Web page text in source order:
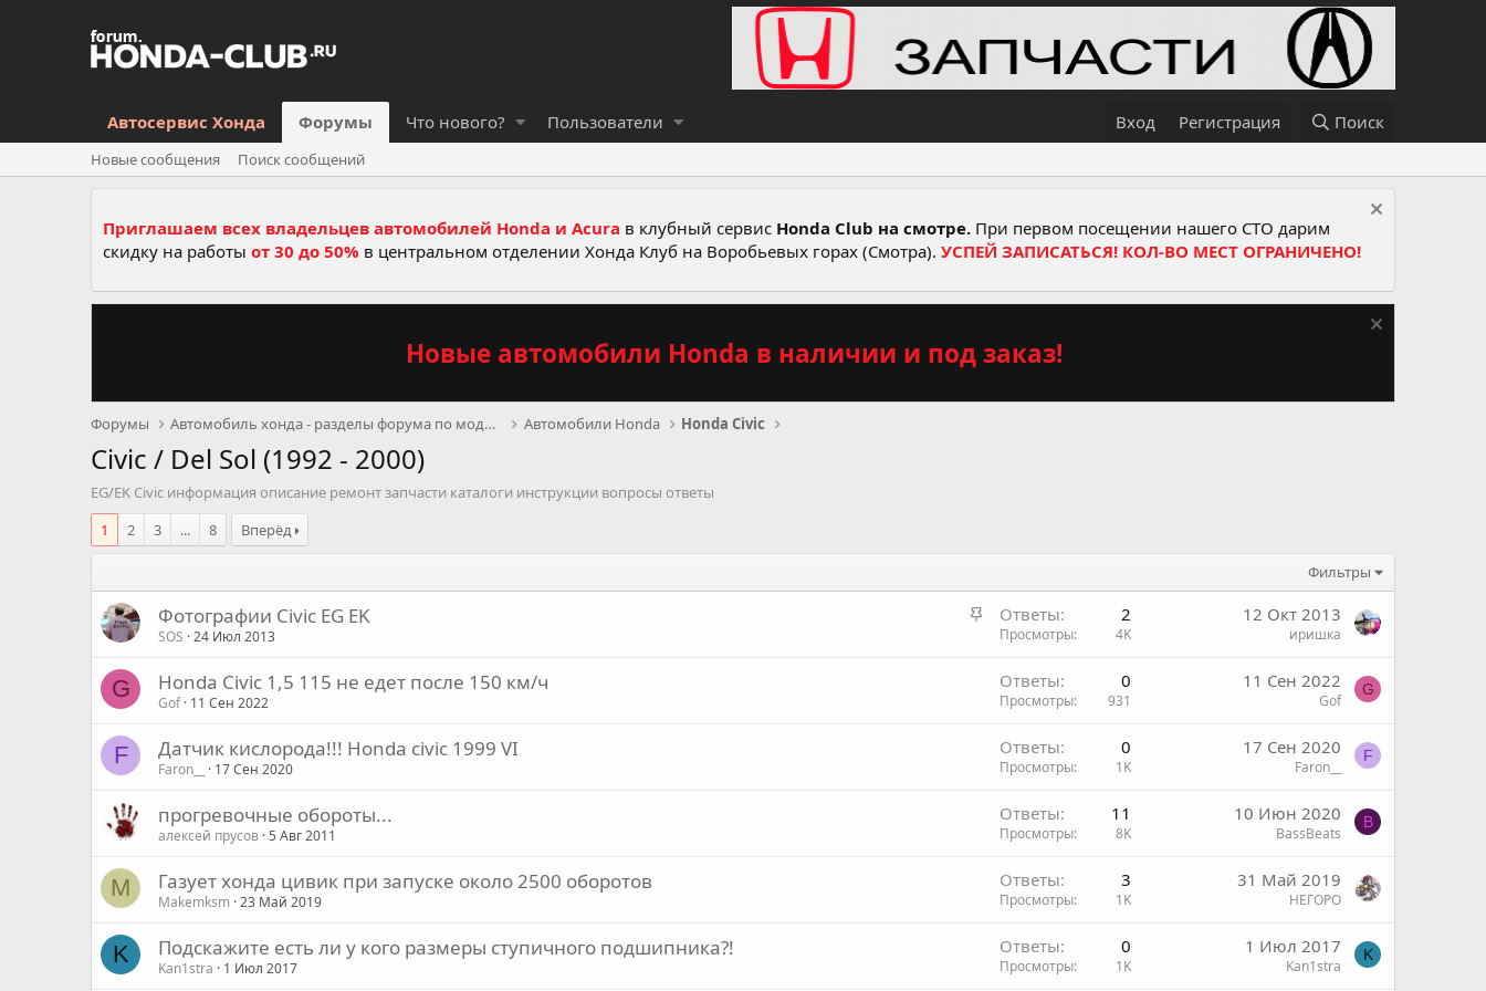
Автосервис Хонда Форумы Что нового? Пользователи Вход Регистрация Поиск
Новые сообщения Поиск сообщений
Приглашаем всех владельцев автомобилей Honda и Acura в клубный сервис Honda Club на смотре. При первом посещении нашего СТО дарим
скидку на работы от 30 до 50% в центральном отделении Хонда Клуб на Воробьевых горах (Смотра). УСПЕЙ ЗАПИСАТЬСЯ! КОЛ-ВО МЕСТ ОГРАНИЧЕНО!
Новые автомобили Honda в наличии и под заказ!
Форумы Автомобиль хонда - разделы форума по моделям, серв Автомобили Honda Honda Civic
Civic / Del Sol (1992 - 2000)
EG/EK Civic информация описание ремонт запчасти каталоги инструкции вопросы ответы
1
2 3 ... 8 Вперёд
Фильтры
З
Фотографии Civic EG EK
SOS 24 Июл 2013
Ответы 2
Просмотры 4K
12 Окт 2013
иришка
G Honda Civic 1,5 115 не едет после 150 км/ч
Gof 11 Сен 2022
Ответы 0
Просмотры 931
11 Сен 2022
Gof
G
F Датчик кислорода!!! Honda civic 1999 VI
Faron__ 17 Сен 2020
Ответы 0
Просмотры 1K
17 Сен 2020
Faron__
F
прогревочные обороты...
алексей прусов 5 Авг 2011
Ответы 11
Просмотры 8K
10 Июн 2020
BassBeats
B
M Газует хонда цивик при запуске около 2500 оборотов
Makemksm 23 Май 2019
Ответы 3
Просмотры 1K
31 Май 2019
НЕГОРО
K Подскажите есть ли у кого размеры ступичного подшипника?!
Kan1stra 1 Июл 2017
Ответы 0
Просмотры 1K
1 Июл 2017
Kan1stra
K